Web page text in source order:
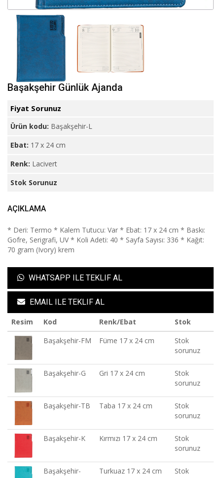
Başakşehir Günlük Ajanda
Fiyat Sorunuz
Ürün kodu: Başakşehir-L
Ebat: 17 x 24 cm
Renk: Lacivert
Stok Sorunuz
AÇIKLAMA
* Deri: Termo * Kalem Tutucu: Var * Ebat: 17 x 24 cm * Baskı:
Gofre, Serigrafi, UV * Koli Adeti: 40 * Sayfa Sayısı: 336 * Kağıt:
70 gram (Ivory) krem
WHATSAPP ILE TEKLIF AL
EMAIL ILE TEKLIF AL
Resim Kod Renk/Ebat
Stok
Başakşehir-FM
Füme 17 x 24 cm
Stok
sorunuz
Başakşehir-G Gri 17 x 24 cm
Stok
sorunuz
Başakşehir-TB Taba 17 x 24 cm
Stok
sorunuz
Başakşehir-K Kırmızı 17 x 24 cm
Stok
sorunuz
Başakşehir-
Turkuaz 17 x 24 cm
Stok